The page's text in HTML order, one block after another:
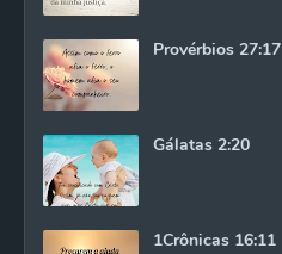
Provérbios 27:17
Gálatas 2:20
1Crônicas 16:11